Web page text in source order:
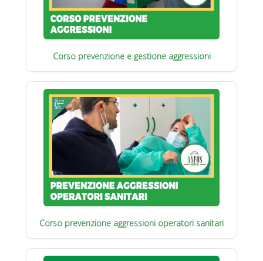
Corso prevenzione e gestione aggressioni
Corso prevenzione aggressioni operatori sanitari